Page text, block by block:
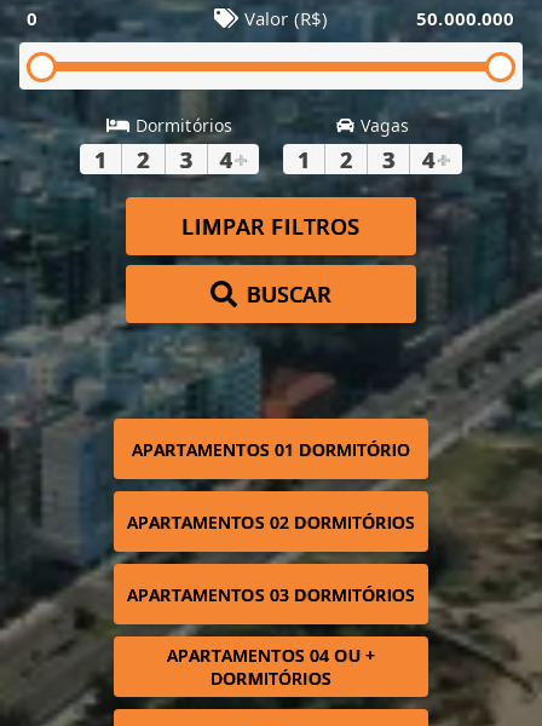
0 Valor (R$) 50.000.000
Dormitórios
1 2 3 4+
Vagas
1 2 3 4+
LIMPAR FILTROS
BUSCAR
APARTAMENTOS 01 DORMITÓRIO
APARTAMENTOS 02 DORMITÓRIOS
APARTAMENTOS 03 DORMITÓRIOS
APARTAMENTOS 04 OU +
DORMITÓRIOS